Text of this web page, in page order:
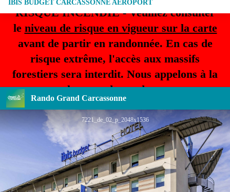
RISQUE INCENDIE - Veuillez consulter
le niveau de risque en vigueur sur la carte
avant de partir en randonnée. En cas de
risque extrême, l'accès aux massifs
forestiers sera interdit. Nous appelons à la
plus grande prudence.
Rando Grand Carcassonne
IBIS BUDGET CARCASSONNE AÉROPORT
7221_de_02_p_2048x1536